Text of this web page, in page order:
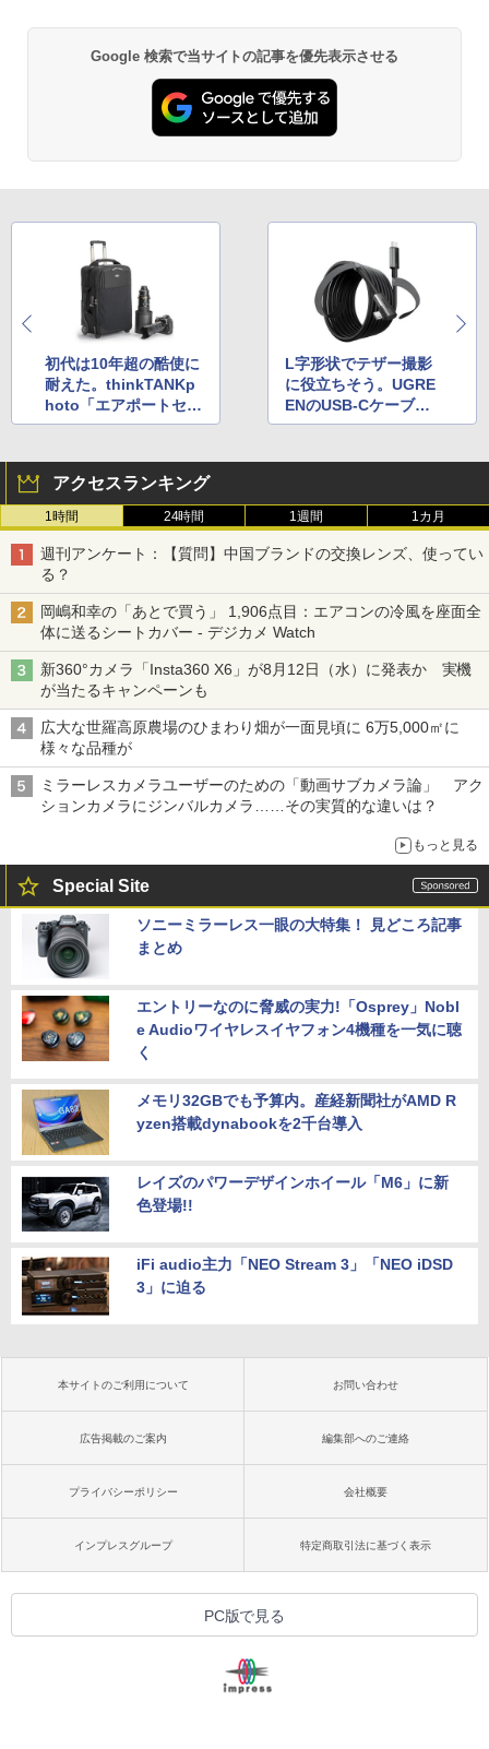
Google 検索で当サイトの記事を優先表示させる
初代は10年超の酷使に
耐えた。thinkTANKp
hoto「エアポートセキ
ュリティV3.0」が10%
L字形状でテザー撮影
に役立ちそう。UGRE
ENのUSB-Cケーブル
（5m）が34%OFF
アクセスランキング
1時間 24時間 1週間 1カ月
週刊アンケート：【質問】中国ブランドの交換レンズ、使ってい
る？
岡嶋和幸の「あとで買う」 1,906点目：エアコンの冷風を座面全
体に送るシートカバー - デジカメ Watch
新360°カメラ「Insta360 X6」が8月12日（水）に発表か 実機
が当たるキャンペーンも
広大な世羅高原農場のひまわり畑が一面見頃に 6万5,000㎡に
様々な品種が
ミラーレスカメラユーザーのための「動画サブカメラ論」 アク
ションカメラにジンバルカメラ……その実質的な違いは？
もっと見る
Special Site
ソニーミラーレス一眼の大特集！ 見どころ記事
まとめ
エントリーなのに脅威の実力!「Osprey」Nobl
e Audioワイヤレスイヤフォン4機種を一気に聴
く
メモリ32GBでも予算内。産経新聞社がAMD R
yzen搭載dynabookを2千台導入
レイズのパワーデザインホイール「M6」に新
色登場!!
iFi audio主力「NEO Stream 3」「NEO iDSD
3」に迫る
本サイトのご利用について お問い合わせ
広告掲載のご案内 編集部へのご連絡
プライバシーポリシー 会社概要
インプレスグループ 特定商取引法に基づく表示
PC版で見る